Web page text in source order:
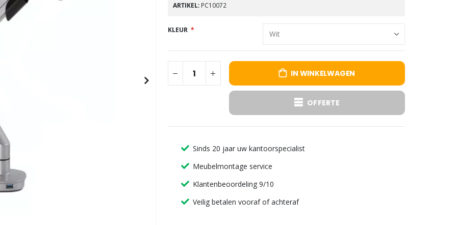
gallerijARTIKEL PC10072
KLEUR
IN WINKELWAGEN
OFFERTE
Sinds 20 jaar uw kantoorspecialist
Meubelmontage service
Klantenbeoordeling 9/10
Veilig betalen vooraf of achteraf